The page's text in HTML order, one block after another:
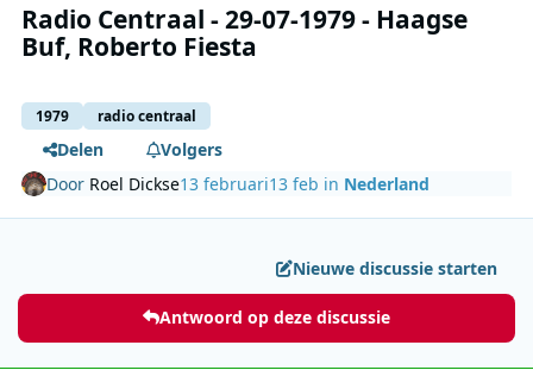
Radio Centraal - 29-07-1979 - Haagse
Buf, Roberto Fiesta
1979 radio centraal
Delen
Volgers
Door Roel Dickse13 februari13 feb in Nederland
Nieuwe discussie starten
Antwoord op deze discussie